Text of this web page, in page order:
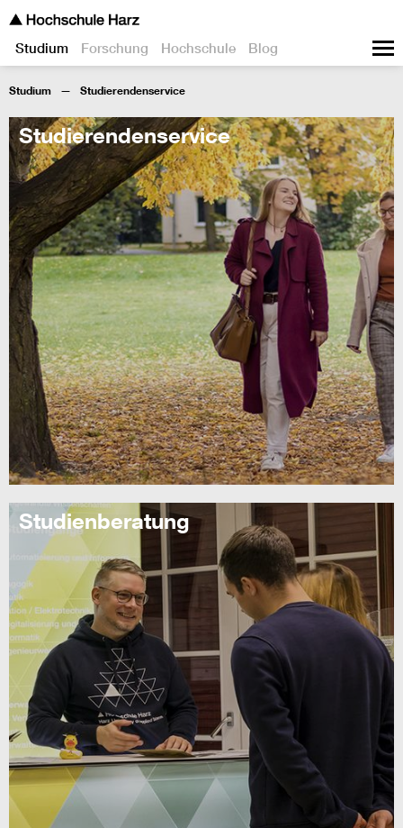
Studium Forschung Hochschule Blog
Studium Studierendenservice
Studierendenservice
Studienberatung